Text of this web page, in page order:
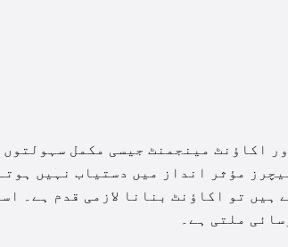
اکاؤنٹ مینجمنٹ جیسی مکمل سہولتوں
مؤثر انداز میں دستیاب نہیں
تو اکاؤنٹ بنانا لازمی قدم ہے۔
ملتی ہے۔